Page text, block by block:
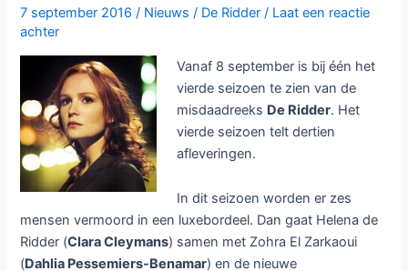
7 september 2016/ Nieuws / De Ridder / Laat een reactie
achter
Vanaf 8 september is bij één het
vierde seizoen te zien van de
misdaadreeks De Ridder. Het
vierde seizoen telt dertien
afleveringen.
In dit seizoen worden er zes
mensen vermoord in een luxebordeel. Dan gaat Helena de
Ridder (Clara Cleymans) samen met Zohra El Zarkaoui
(Dahlia Pessemiers-Benamar) en de nieuwe